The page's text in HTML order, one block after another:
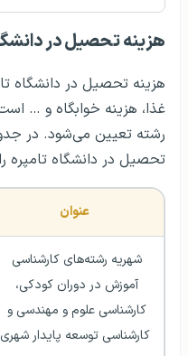
هزينه تحصيل در
هزینه تحصیل در دانشگاه
غذا، هزینه خوابگاه و …
رشته تعیین می‌شود. در
تحصیل در دانشگاه تامپره
عنوان
کارشناسی توسعه پایدار شهری